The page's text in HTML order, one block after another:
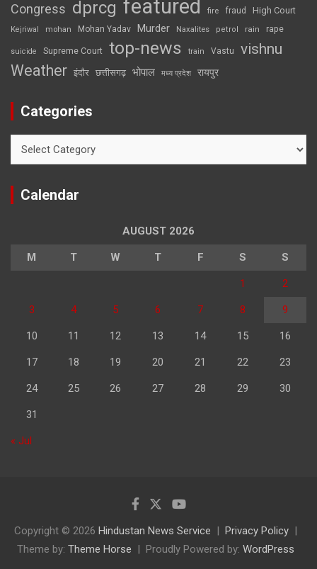
Congress dprcg featured fire fraud High Court
Kejriwal mohan Mohan Yadav Murder Naxalites petrol rain rape
suicide Supreme Court top-news train Vastu vishnu
Weather इंदौर छत्तीसगढ़ भोपाल मध्य प्रदेश रायपुर
Categories
Calendar
AUGUST 2026
M T W T F S S
1 2
3 4 5 6 7 8 9
10 11 12 13 14 15 16
17 18 19 20 21 22 23
24 25 26 27 28 29 30
31
« Jul
Copyright © 2026 Hindustan News Service
Privacy Policy
Theme by: Theme Horse Proudly Powered by: WordPress